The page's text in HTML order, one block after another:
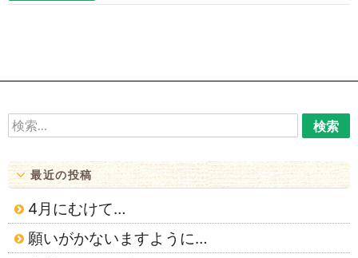
ョ
検
索:
最近の投稿
4月にむけて…
願いがかないますように…